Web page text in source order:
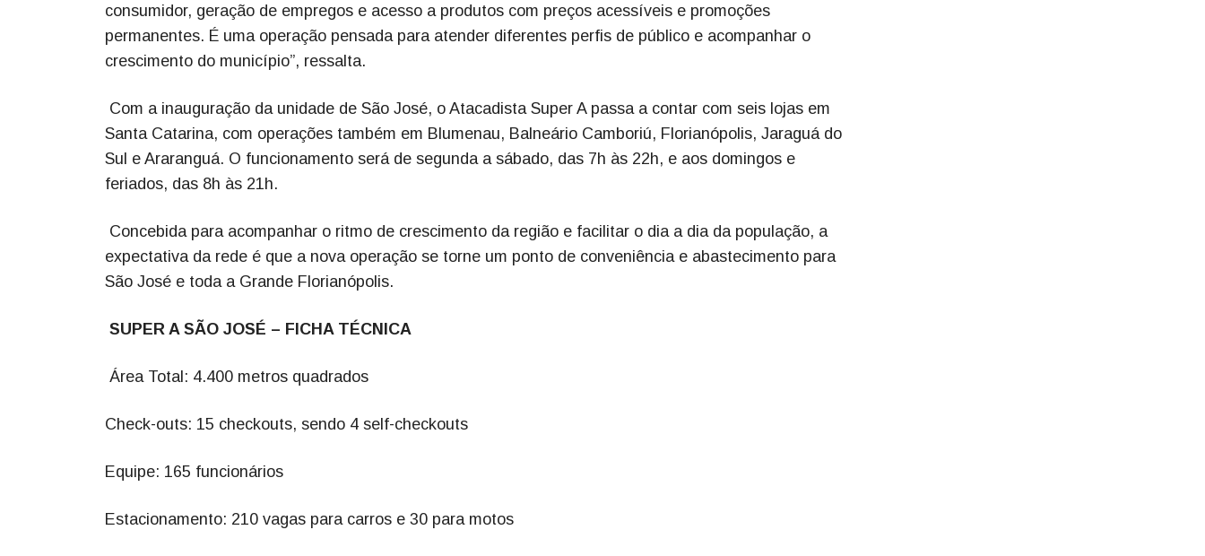
consumidor, geração de empregos e acesso a produtos com preços acessíveis e promoções
permanentes. É uma operação pensada para atender diferentes perfis de público e acompanhar o
crescimento do município”, ressalta.
Com a inauguração da unidade de São José, o Atacadista Super A passa a contar com seis lojas em
Santa Catarina, com operações também em Blumenau, Balneário Camboriú, Florianópolis, Jaraguá do
Sul e Araranguá. O funcionamento será de segunda a sábado, das 7h às 22h, e aos domingos e
feriados, das 8h às 21h.
Concebida para acompanhar o ritmo de crescimento da região e facilitar o dia a dia da população, a
expectativa da rede é que a nova operação se torne um ponto de conveniência e abastecimento para
São José e toda a Grande Florianópolis.
SUPER A SÃO JOSÉ – FICHA TÉCNICA
Área Total: 4.400 metros quadrados
Check-outs: 15 checkouts, sendo 4 self-checkouts
Equipe: 165 funcionários
Estacionamento: 210 vagas para carros e 30 para motos